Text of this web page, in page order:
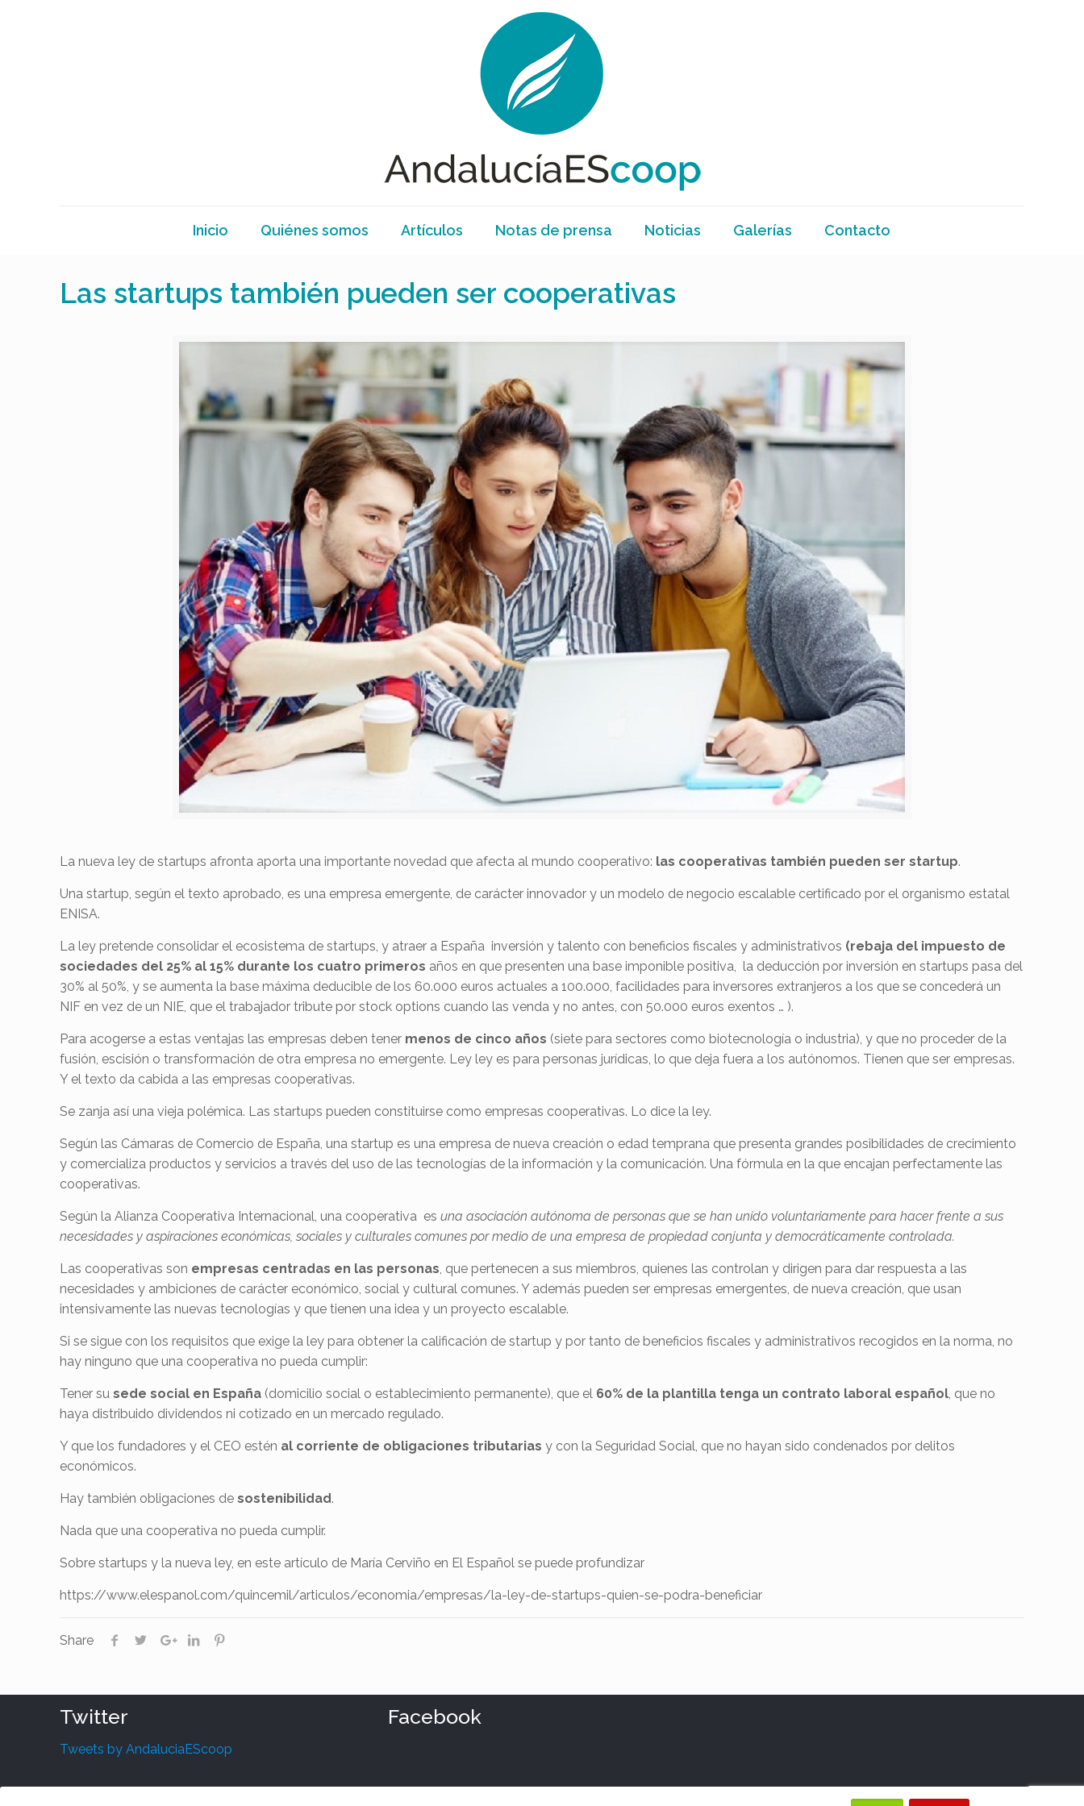
Inicio Quiénes somos Artículos Notas de prensa Noticias Galerías Contacto
Las startups también pueden ser cooperativas
La nueva ley de startups afronta aporta una importante novedad que afecta al mundo cooperativo: las cooperativas también pueden ser startup.
Una startup, según el texto aprobado, es una empresa emergente, de carácter innovador y un modelo de negocio escalable certificado por el organismo estatal
ENISA.
La ley pretende consolidar el ecosistema de startups, y atraer a España inversión y talento con beneficios fiscales y administrativos (rebaja del impuesto de
sociedades del 25% al 15% durante los cuatro primeros años en que presenten una base imponible positiva, la deducción por inversión en startups pasa del
30% al 50%, y se aumenta la base máxima deducible de los 60.000 euros actuales a 100.000, facilidades para inversores extranjeros a los que se concederá un
NIF en vez de un NIE, que el trabajador tribute por stock options cuando las venda y no antes, con 50.000 euros exentos … ).
Para acogerse a estas ventajas las empresas deben tener menos de cinco años (siete para sectores como biotecnología o industria), y que no proceder de la
fusión, escisión o transformación de otra empresa no emergente. Ley ley es para personas jurídicas, lo que deja fuera a los autónomos. Tienen que ser empresas.
Y el texto da cabida a las empresas cooperativas.
Se zanja así una vieja polémica. Las startups pueden constituirse como empresas cooperativas. Lo dice la ley.
Según las Cámaras de Comercio de España, una startup es una empresa de nueva creación o edad temprana que presenta grandes posibilidades de crecimiento
y comercializa productos y servicios a través del uso de las tecnologías de la información y la comunicación. Una fórmula en la que encajan perfectamente las
cooperativas.
Según la Alianza Cooperativa Internacional, una cooperativa esuna asociación autónoma de personas que se han unido voluntariamente para hacer frente a sus
necesidades y aspiraciones económicas, sociales y culturales comunes por medio de una empresa de propiedad conjunta y democráticamente controlada.
Las cooperativas son empresas centradas en las personas, que pertenecen a sus miembros, quienes las controlan y dirigen para dar respuesta a las
necesidades y ambiciones de carácter económico, social y cultural comunes. Y además pueden ser empresas emergentes, de nueva creación, que usan
intensivamente las nuevas tecnologías y que tienen una idea y un proyecto escalable.
Si se sigue con los requisitos que exige la ley para obtener la calificación de startup y por tanto de beneficios fiscales y administrativos recogidos en la norma, no
hay ninguno que una cooperativa no pueda cumplir:
Tener susede social en España (domicilio social o establecimiento permanente), que el 60% de la plantilla tenga un contrato laboral español, que no
haya distribuido dividendos ni cotizado en un mercado regulado.
Y que los fundadores y el CEO estén al corriente de obligaciones tributarias y con la Seguridad Social, que no hayan sido condenados por delitos
económicos.
Hay también obligaciones desostenibilidad.
Nada que una cooperativa no pueda cumplir.
Sobre startups y la nueva ley, en este artículo de María Cerviño en El Español se puede profundizar
https://www.elespanol.com/quincemil/articulos/economia/empresas/la-ley-de-startups-quien-se-podra-beneficiar
Share
Twitter
Tweets by AndaluciaEScoop
Facebook